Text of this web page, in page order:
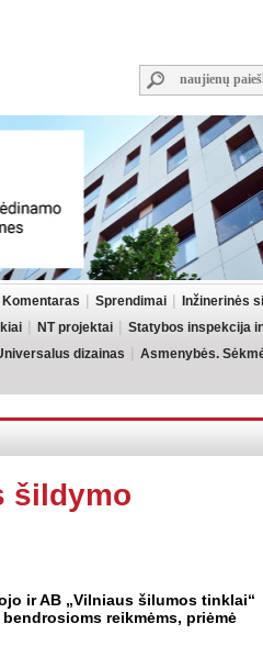
Komentaras Sprendimai
Inžinerinės
NT projektai
Statybos inspekcija
dizainas
Asmenybės.
šildymo
ir AB „Vilniaus šilumos tinklai“
reikmėms, priėmė